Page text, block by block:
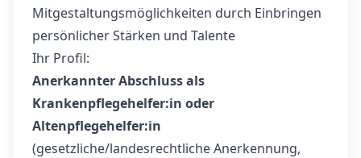
Mitgestaltungsmöglichkeiten durch Einbringen
persönlicher Stärken und Talente
Ihr Profil:
Anerkannter Abschluss als
Krankenpflegehelfer:in oder
Altenpflegehelfer:in
(gesetzliche/landesrechtliche Anerkennung,